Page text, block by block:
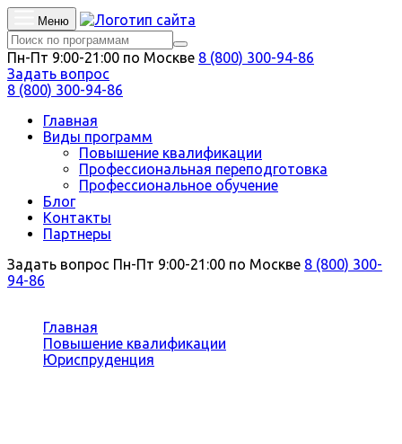
Меню
Пн-Пт 9:00-21:00 по Москве 8 (800) 300-94-86
Задать вопрос
8 (800) 300-94-86
Главная
Виды программ
Повышение квалификации
Профессиональная переподготовка
Профессиональное обучение
Блог
Контакты
Партнеры
Задать вопрос Пн-Пт 9:00-21:00 по Москве 8 (800) 300-
94-86
Главная
Повышение квалификации
Юриспруденция